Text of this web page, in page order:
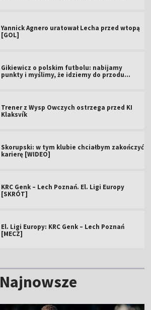
Yannick Agnero uratował Lecha przed wtopą
[GOL]
Gikiewicz o polskim futbolu: nabijamy
punkty i myślimy, że idziemy do przodu
Trener z Wysp Owczych ostrzega przed KI
Klaksvík
Skorupski: w tym klubie chciałbym zakończyć
karierę [WIDEO]
KRC Genk – Lech Poznań. El. Ligi Europy
[SKRÓT]
El. Ligi Europy: KRC Genk – Lech Poznań
[MECZ]
Najnowsze